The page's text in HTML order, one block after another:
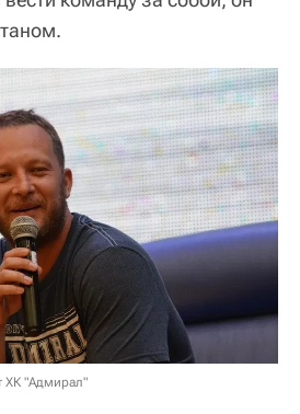
ХК "Адмирал"